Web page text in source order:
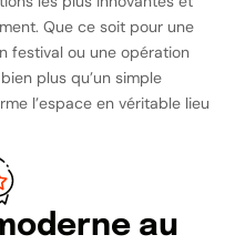
Que ce soit pour une
festival ou une opération
plus qu’un simple
l’espace en véritable lieu
au